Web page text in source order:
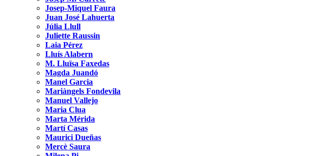
Josep-Miquel Faura
Juan José Lahuerta
Júlia Llull
Juliette Raussin
Laia Pérez
Lluís Alabern
M. Lluïsa Faxedas
Magda Juandó
Manel Garcia
Mariàngels Fondevila
Manuel Vallejo
Maria Clua
Marta Mérida
Martí Casas
Maurici Dueñas
Mercè Saura